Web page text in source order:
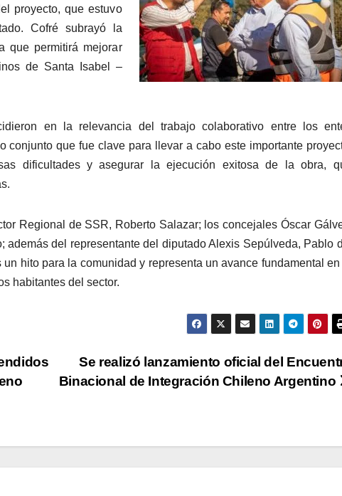
proyecto, que estuvo
Cofré subrayó la
que permitirá mejorar
de Santa Isabel –
en la relevancia del trabajo colaborativo entre los
conjunto que fue clave para llevar a cabo este importante
dificultades y asegurar la ejecución exitosa de la obra,
Regional de SSR, Roberto Salazar; los concejales Óscar
del representante del diputado Alexis Sepúlveda, Pablo
hito para la comunidad y representa un avance fundamental en
habitantes del sector.
Se realizó lanzamiento oficial del
Binacional de Integración Chileno Argentino